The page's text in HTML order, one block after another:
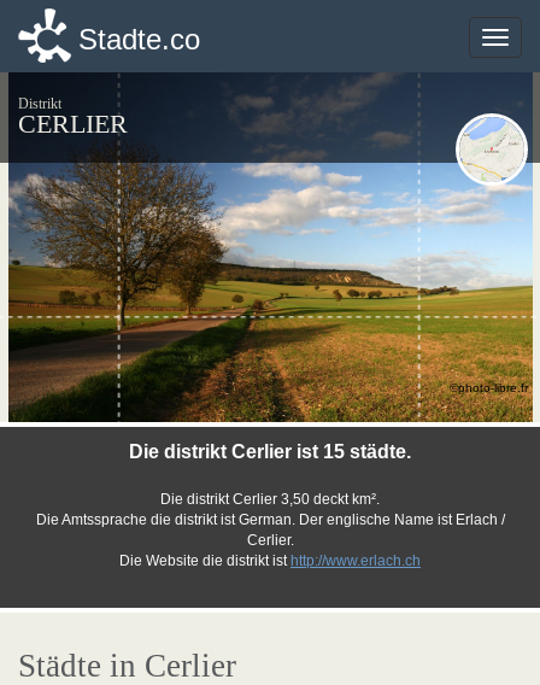
Toggle
Stadte.co
Distrikt
CERLIER
Die distrikt Cerlier ist 15 städte.
Die distrikt Cerlier 3,50 deckt km².
Die Amtssprache die distrikt ist German. Der englische Name ist Erlach /
Cerlier.
Die Website die distrikt ist http://www.erlach.ch
©photo-libre.fr
Städte in Cerlier
Toggle
Stadte.co